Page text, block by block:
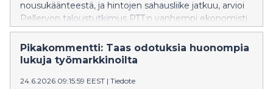
nousukäänteestä, ja hintojen sahausliike jatkuu, arvioi
Pellervon taloustutkimus PTT:n vanhempi ekonomisti
Veera Holappa. Työllisyyden heikko kehitys ei
myöskään tue markkinoiden virkoamista.
Pikakommentti: Taas odotuksia huonompia
lukuja työmarkkinoilta
24.6.2026 09:15:59 EEST | Tiedote